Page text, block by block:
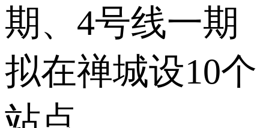
期、4号线一期
拟在禅城设10个
站点